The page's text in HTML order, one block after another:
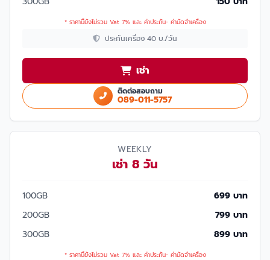
* ราคานี้ยังไม่รวม Vat 7% และ ค่าประกัน- ค่ามัดจำเครื่อง
ประกันเครื่อง 40 บ./วัน
เช่า
ติดต่อสอบถาม
089-011-5757
WEEKLY
เช่า 8 วัน
100GB
699 บาท
200GB
799 บาท
300GB
899 บาท
* ราคานี้ยังไม่รวม Vat 7% และ ค่าประกัน- ค่ามัดจำเครื่อง